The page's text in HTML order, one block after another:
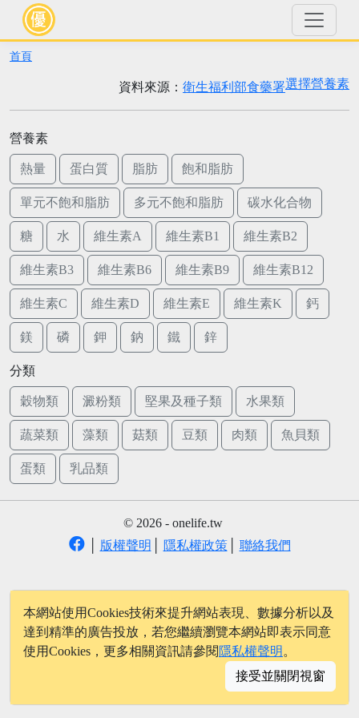
首頁
選擇營養素
資料來源： 衛生福利部食藥署
營養素
熱量 蛋白質 脂肪 飽和脂肪
單元不飽和脂肪 多元不飽和脂肪 碳水化合物
糖 水 維生素A 維生素B1 維生素B2
維生素B3 維生素B6 維生素B9 維生素B12
維生素C 維生素D 維生素E 維生素K 鈣
鎂 磷 鉀 鈉 鐵 鋅
分類
穀物類 澱粉類 堅果及種子類 水果類
蔬菜類 藻類 菇類 豆類 肉類 魚貝類
蛋類 乳品類
© 2026 - onelife.tw
版權聲明 隱私權政策│ 聯絡我們
本網站使用Cookies技術來提升網站表現、數據分析以及
達到精準的廣告投放，若您繼續瀏覽本網站即表示同意
使用Cookies，更多相關資訊請參閱 隱私權聲明 。
接受並關閉視窗